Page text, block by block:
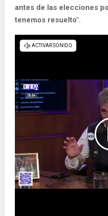
antes de las elecciones
tenemos resuelto".